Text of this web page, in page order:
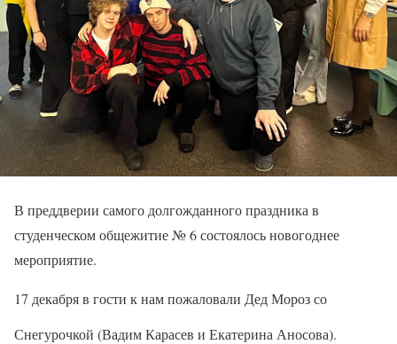
В преддверии самого долгожданного праздника в
студенческом общежитие № 6 состоялось новогоднее
мероприятие.
17 декабря в гости к нам пожаловали Дед Мороз со
Снегурочкой (Вадим Карасев и Екатерина Аносова).